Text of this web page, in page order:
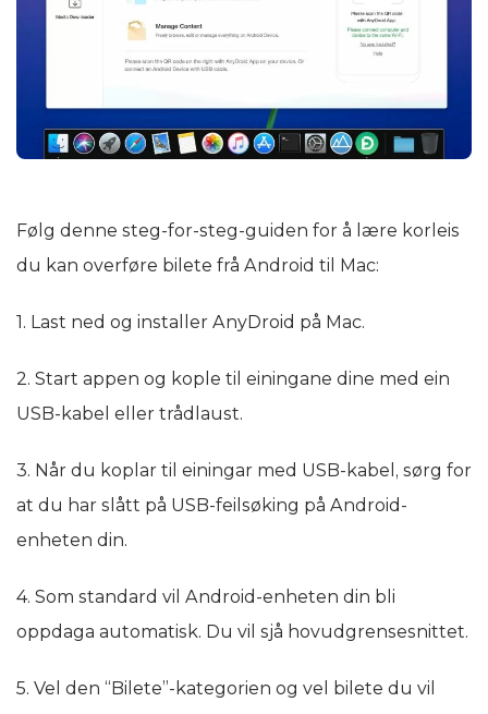
Følg denne steg-for-steg-guiden for å lære korleis
du kan overføre bilete frå Android til Mac:
1. Last ned og installer AnyDroid på Mac.
2. Start appen og kople til einingane dine med ein
USB-kabel eller trådlaust.
3. Når du koplar til einingar med USB-kabel, sørg for
at du har slått på USB-feilsøking på Android-
enheten din.
4. Som standard vil Android-enheten din bli
oppdaga automatisk. Du vil sjå hovudgrensesnittet.
5. Vel den “Bilete”-kategorien og vel bilete du vil